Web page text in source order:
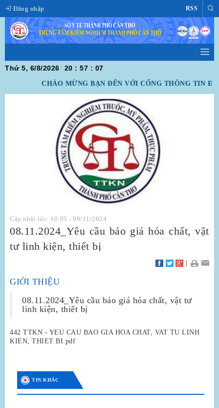
Đăng nhập RSS
Thứ 5, 6/8/2026 20 : 57 : 07
CHÀO MỪNG BẠN ĐẾN VỚI CỔNG THÔNG TIN
Cập nhật lúc: 10:05 - 09/11/2024
08.11.2024_Yêu cầu báo giá hóa chất, vật
tư linh kiện, thiết bị
GIỚI THIỆU
08.11.2024_Yêu cầu báo giá hóa chất, vật tư
linh kiện, thiết bị
442 TTKN - YEU CAU BAO GIA HOA CHAT, VAT TU LINH
KIEN, THIET BI.pdf
TIN KHÁC